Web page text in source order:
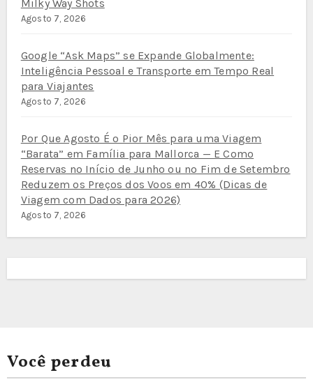
Milky Way Shots
Agosto 7, 2026
Google “Ask Maps” se Expande Globalmente:
Inteligência Pessoal e Transporte em Tempo Real
para Viajantes
Agosto 7, 2026
Por Que Agosto É o Pior Mês para uma Viagem
“Barata” em Família para Mallorca — E Como
Reservas no Início de Junho ou no Fim de Setembro
Reduzem os Preços dos Voos em 40% (Dicas de
Viagem com Dados para 2026)
Agosto 7, 2026
Você perdeu